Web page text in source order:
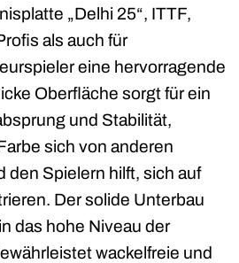
„Delhi 25“, ITTF,
als auch für
eine hervorragende
Oberfläche sorgt für ein
und Stabilität,
sich von anderen
den Spielern hilft, sich auf
Der solide Unterbau
das hohe Niveau der
wackelfreie und